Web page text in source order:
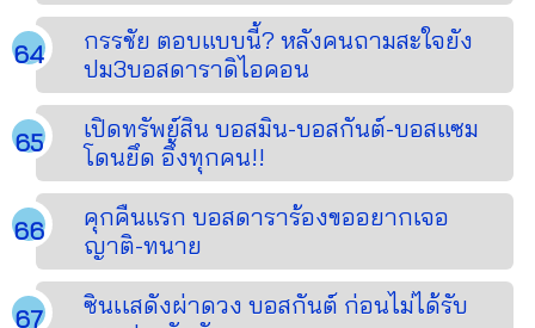
กรรชัย ตอบแบบนี้? หลังคนถามสะใจยัง
ปม3บอสดาราดิไอคอน
เปิดทรัพย์สิน บอสมิน-บอสกันต์-บอสแซม
โดนยึด อึ้งทุกคน!!
คุกคืนแรก บอสดาราร้องขออยากเจอ
ญาติ-ทนาย
ซินเเสดังผ่าดวง บอสกันต์ ก่อนไม่ได้รับ